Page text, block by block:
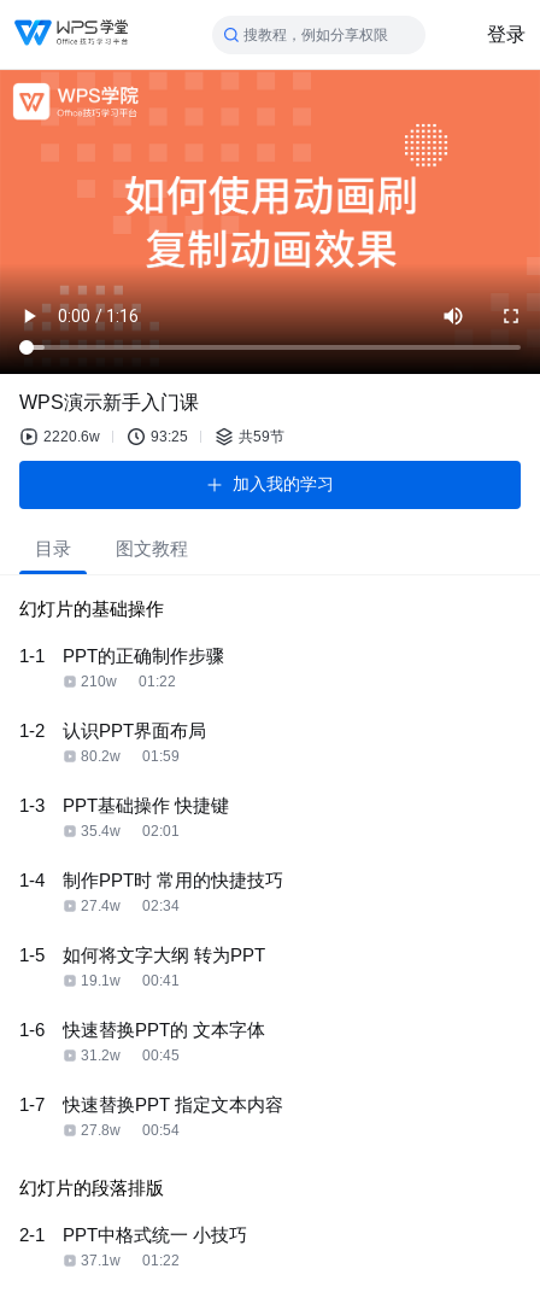
搜教程，例如分享权限 登录
WPS演示新手入门课
2220.6w 93:25 共59节
加入我的学习
目录 图文教程
幻灯片的基础操作
1-1 PPT的正确制作步骤
210w 01:22
1-2 认识PPT界面布局
80.2w 01:59
1-3 PPT基础操作 快捷键
35.4w 02:01
1-4 制作PPT时 常用的快捷技巧
27.4w 02:34
1-5 如何将文字大纲 转为PPT
19.1w 00:41
1-6 快速替换PPT的 文本字体
31.2w 00:45
1-7 快速替换PPT 指定文本内容
27.8w 00:54
幻灯片的段落排版
2-1 PPT中格式统一 小技巧
37.1w 01:22